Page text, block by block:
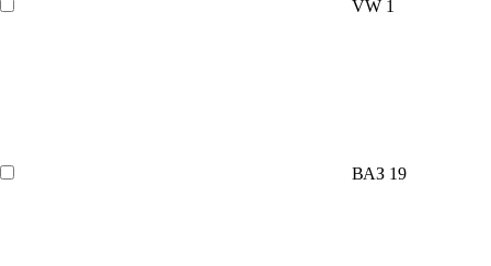
VW 1
ВАЗ 19